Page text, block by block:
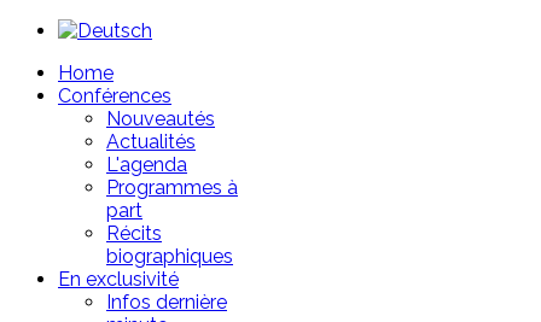
Home
Conférences
Nouveautés
Actualités
L'agenda
Programmes à
part
Récits
biographiques
En exclusivité
Infos dernière
Year
Month
Year
Month